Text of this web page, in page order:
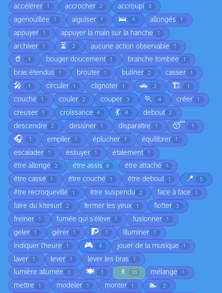
accélérer 1 accrocher 2 accroupi 3
agenouillée 1 aiguiser 1 🛌 4 allongés 1
appuyer 1 appuyer la main sur la hanche 1
archiver 1 ⏳ 2 aucune action observable 1
🥤 1 bouger doucement 1 branche tombée 1
bras étendus 1 brouter 1 butiner 2 casser 1
🎤 1 circuler 1 clignoter 1 🚗 2 🏗️ 1
couché 1 couler 2 couper 3 🏃 4 créer 1
creuser 1 croissance 4 💃 4 debout 2
descendre 2 dessiner 1 disparaître 1 😴 1
🎧 1 empiler 1 éplucher 1 équilibrer 1
escalader 1 essuyer 1 étalement 1
être allongé 2 être assis 8 être attaché 1
être cassé 1 être couché 1 être debout 1 📍 5
être recroquevillé 1 être suspendu 2 face à face 1
faire du kitesurf 2 fermer les yeux 1 flotter 3
freiner 1 fumée qui s'élève 1 fusionner 1
geler 1 gérer 1 🧗 1 illuminer 1
indiquer l'heure 1 🎮 4 jouer de la musique 1
laver 1 lever 1 lever les bras 1
lumière allumée 1 🍽️ 1 🚶 35 mélange 1
mettre 1 modeler 1 monter 1 🏊 2